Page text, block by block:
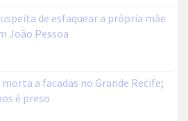
de esfaquear a própria mãe
João Pessoa
a facadas no Grande Recife;
é preso